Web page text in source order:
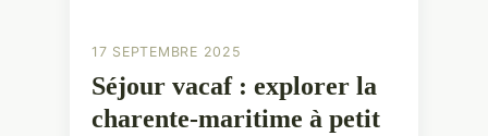
17 SEPTEMBRE 2025
Séjour vacaf : explorer la
charente-maritime à petit